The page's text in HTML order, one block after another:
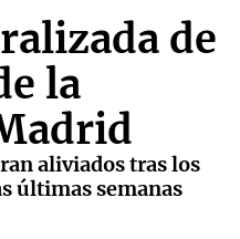
de
la
aliviados tras los
últimas semanas